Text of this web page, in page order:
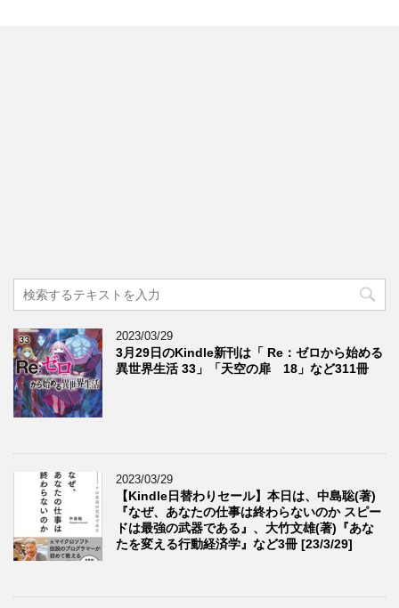
2023/03/29
3月29日のKindle新刊は「 Re：ゼロから始める
異世界生活 33」「天空の扉 18」など311冊
2023/03/29
【Kindle日替わりセール】本日は、中島聡(著)
『なぜ、あなたの仕事は終わらないのか スピー
ドは最強の武器である』、大竹文雄(著)『あな
たを変える行動経済学』など3冊 [23/3/29]